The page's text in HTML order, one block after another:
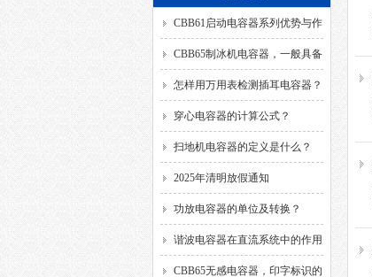
CBB61启动电容器系列优势与作
用！
CBB65制冰机电容器，一般具备
哪几种引出方式？
怎样用万用表检测插耳电容器？
穿心电容器的计算公式？
扫地机电容器的定义是什么？
2025年清明放假通知
功放电容器的单位及转换？
谐波电容器在直流系统中的作用
是什么？
CBB65无感电容器，印字标识的